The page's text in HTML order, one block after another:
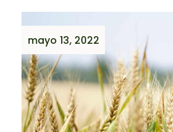
mayo 13, 2022